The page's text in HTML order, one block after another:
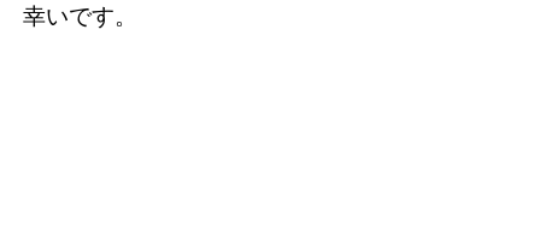
幸いです。